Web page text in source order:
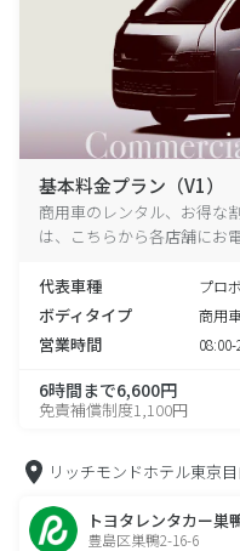
基本料金プラン（V1）
商用車のレンタル、お得な
は、こちらから各店舗にお
代表車種 プロ
ボディタイプ 商用
営業時間
6時間まで6,600円
免責補償制度1,100円
リッチモンドホテル東京
トヨタレンタカー巣
豊島区巣鴨2-16-6